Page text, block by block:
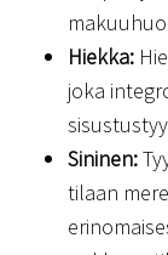
Hiekka:
joka
Sininen:
tilaan